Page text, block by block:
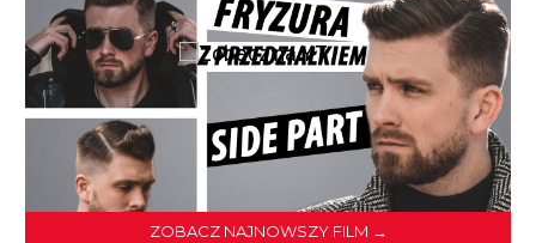
ZOBACZ NAJNOWSZY FILM →